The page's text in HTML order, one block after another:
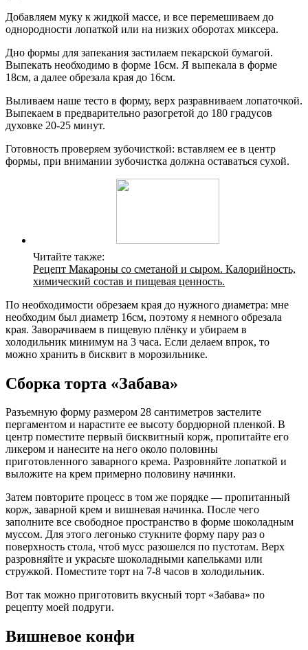
Добавляем муку к жидкой массе, и все перемешиваем до
однородности лопаткой или на низких оборотах миксера.
Дно формы для запекания застилаем пекарской бумагой.
Выпекать необходимо в форме 16см. Я выпекала в форме
18см, а далее обрезала края до 16см.
Выливаем наше тесто в форму, верх разравниваем лопаточкой.
Выпекаем в предварительно разогретой до 180 градусов
духовке 20-25 минут.
Готовность проверяем зубочисткой: вставляем ее в центр
формы, при внимании зубочистка должна оставаться сухой.
Читайте также:
Рецепт Макароны со сметаной и сыром. Калорийность,
химический состав и пищевая ценность.
По необходимости обрезаем края до нужного диаметра: мне
необходим был диаметр 16см, поэтому я немного обрезала
края. Заворачиваем в пищевую плёнку и убираем в
холодильник минимум на 3 часа. Если делаем впрок, то
можно хранить в бисквит в морозильнике.
Сборка торта «Забава»
Разъемную форму размером 28 сантиметров застелите
пергаментом и нарастите ее высоту бордюрной пленкой. В
центр поместите первый бисквитный корж, пропитайте его
ликером и нанесите на него около половины
приготовленного заварного крема. Разровняйте лопаткой и
выложите на крем примерно половину начинки.
Затем повторите процесс в том же порядке — пропитанный
корж, заварной крем и вишневая начинка. После чего
заполните все свободное пространство в форме шоколадным
муссом. Для этого легонько стукните форму пару раз о
поверхность стола, чтоб мусс разошелся по пустотам. Верх
разровняйте и украсьте шоколадными капельками или
стружкой. Поместите торт на 7-8 часов в холодильник.
Вот так можно приготовить вкусный торт «Забава» по
рецепту моей подруги.
Вишневое конфи